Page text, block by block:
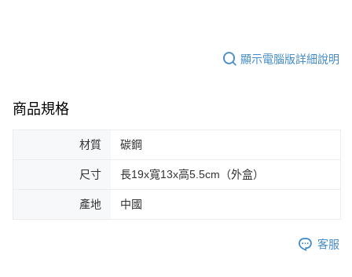
顯示電腦版詳細說明
商品規格
材質 碳鋼
尺寸 長19x寬13x高5.5cm（外盒）
產地 中國
客服